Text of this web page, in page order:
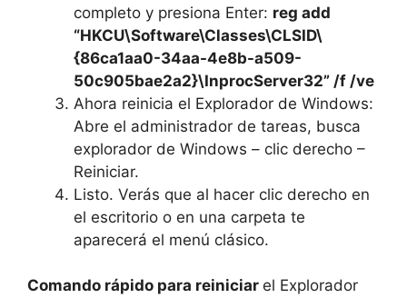
completo y presiona Enter: reg add
“HKCU\Software\Classes\CLSID\
{86ca1aa0-34aa-4e8b-a509-
50c905bae2a2}\InprocServer32” /f /ve
Ahora reinicia el Explorador de Windows:
Abre el administrador de tareas, busca
explorador de Windows – clic derecho –
Reiniciar.
Listo. Verás que al hacer clic derecho en
el escritorio o en una carpeta te
aparecerá el menú clásico.
Comando rápido para reiniciar el Explorador